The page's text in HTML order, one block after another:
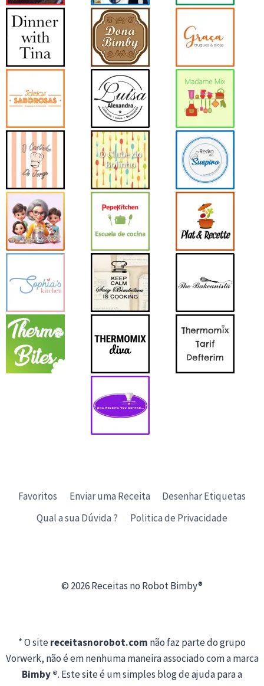
Favoritos Enviar uma Receita
Desenhar Etiquetas
Qual a sua Dúvida ?
Politica de Privacidade
© 2026 Receitas no Robot Bimby®
* O sitereceitasnorobot.com não faz parte do grupo
Vorwerk, não é em nenhuma maneira associado com a marca
Bimby ®. Este site é um simples blog de ajuda para a